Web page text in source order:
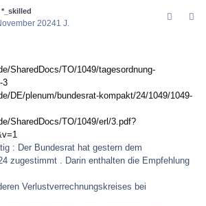
*_skilled
20241 J.
SharedDocs/TO/1049/tagesordnung-
3
DE/plenum/bundesrat-kompakt/24/1049/1049-
SharedDocs/TO/1049/erl/3.pdf?
: Der Bundesrat hat gestern dem
zugestimmt . Darin enthalten die Empfehlung
Verlustverrechnungskreises bei